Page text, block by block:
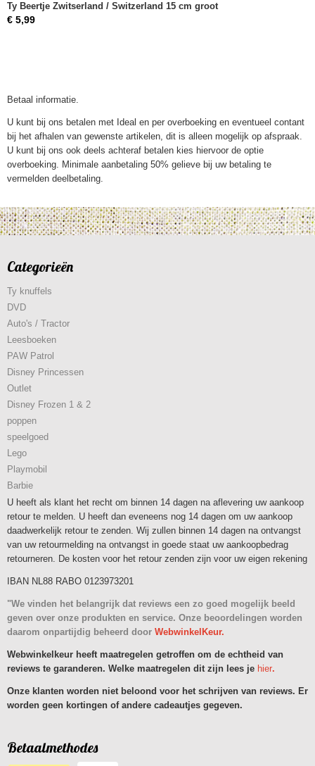
Ty Beertje Zwitserland / Switzerland 15 cm groot
€ 5,99
Betaal informatie.
U kunt bij ons betalen met Ideal en per overboeking en eventueel contant
bij het afhalen van gewenste artikelen, dit is alleen mogelijk op afspraak.
U kunt bij ons ook deels achteraf betalen kies hiervoor de optie
overboeking. Minimale aanbetaling 50% gelieve bij uw betaling te
vermelden deelbetaling.
Categorieën
Ty knuffels
DVD
Auto's / Tractor
Leesboeken
PAW Patrol
Disney Princessen
Outlet
Disney Frozen 1 & 2
poppen
speelgoed
Lego
Playmobil
Barbie
U heeft als klant het recht om binnen 14 dagen na aflevering uw aankoop
retour te melden. U heeft dan eveneens nog 14 dagen om uw aankoop
daadwerkelijk retour te zenden. Wij zullen binnen 14 dagen na ontvangst
van uw retourmelding na ontvangst in goede staat uw aankoopbedrag
retourneren. De kosten voor het retour zenden zijn voor uw eigen rekening
IBAN NL88 RABO 0123973201
"We vinden het belangrijk dat reviews een zo goed mogelijk beeld
geven over onze produkten en service. Onze beoordelingen worden
daarom onpartijdig beheerd door WebwinkelKeur.
Webwinkelkeur heeft maatregelen getroffen om de echtheid van
reviews te garanderen. Welke maatregelen dit zijn lees je hier.
Onze klanten worden niet beloond voor het schrijven van reviews. Er
worden geen kortingen of andere cadeautjes gegeven.
Betaalmethodes